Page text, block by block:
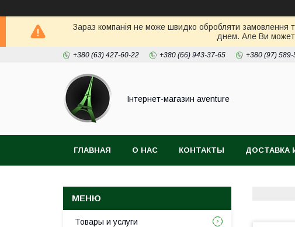
Зараз компанія не може швидко обробляти замовлення
днем. Але Ви
+380 (63) 427-60-22 +380 (66) 943-37-65 +380 (97) 589-
Інтернет-магазин aventure
ГЛАВНАЯ О НАС КОНТАКТЫ ДОСТАВКА
Товары и услуги